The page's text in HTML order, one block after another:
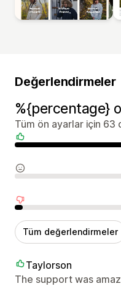
Değerlendirmeler
%{percentage}
Tüm ön ayarlar için 63
Olumlu değerlendirmeler
Nötr değerlendirmeler
Olumsuz
Tüm değerlendirmeler
Taylorson
The support was